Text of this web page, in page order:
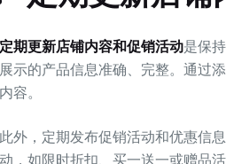
定期更新店铺内容和促销活动是保
示的产品信息准确、完整。通过
容。
，定期发布促销活动和优惠信息
，如限时折扣、买一送一或赠品